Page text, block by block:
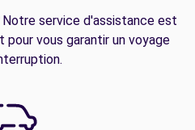
service d'assistance est
vous garantir un voyage